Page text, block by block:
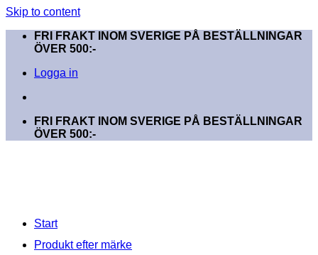
Skip to content
FRI FRAKT INOM SVERIGE PÅ BESTÄLLNINGAR
ÖVER 500:-
Logga in
FRI FRAKT INOM SVERIGE PÅ BESTÄLLNINGAR
ÖVER 500:-
Start
Produkt efter märke